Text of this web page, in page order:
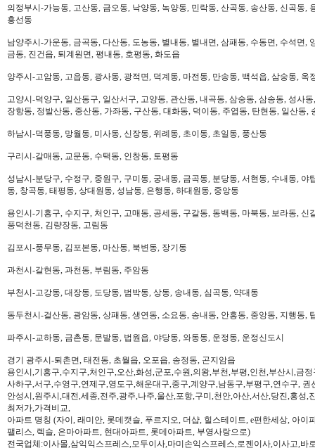
의정부시-가능동, 고산동, 금오동, 낙양동, 녹양동, 민락동, 산곡동, 송산동, 신곡동,
흥선동
남양주시-가운동, 금곡동, 다산동, 도농동, 별내동, 별내면, 삼패동, 수동면, 수석면,
금동, 진건읍, 퇴계원면, 평내동, 호평동, 화도읍
양주시-고암동, 고읍동, 광사동, 광적면, 덕계동, 마전동, 만송동, 백석읍, 삼숭동, 옥
고양시-덕양구, 일산동구, 일산서구, 고양동, 관산동, 내곡동, 삼숭동, 삼송동, 성사
장항동, 정발산동, 중산동, 가좌동, 구산동, 대화동, 덕이동, 주엽동, 탄현동, 일산동,
하남시-덕풍동, 망월동, 미사동, 신장동, 위례동, 초이동, 초일동, 풍산동
구리시-갈매동, 교문동, 수택동, 인창동, 토평동
성남시-분당구, 수정구, 중원구, 구미동, 궁내동, 금곡동, 분당동, 서현동, 수내동,
동, 창곡동, 태평동, 상대원동, 성남동, 은행동, 하대원동, 중앙동
용인시-기흥구, 수지구, 처인구, 고매동, 공세동, 구갈동, 동백동, 마북동, 보라동,
풍덕천동, 김량장동, 고림동
김포시-풍무동, 김포본동, 마산동, 북변동, 장기동
과천시-갈현동, 과천동, 부림동, 주암동
부천시-고강동, 대장동, 도당동, 범박동, 상동, 송내동, 심곡동, 약대동
동두천시-걸산동, 광암동, 상패동, 생연동, 소요동, 송내동, 안흥동, 중앙동, 지행동,
파주시-교하동, 금촌동, 문발동, 법원읍, 야당동, 와동동, 운정동, 운정신도시
경기 광주시-퇴촌면, 태전동, 초월읍, 오포읍, 송정동, 곤지암읍
용인시,기흥구,수지구,처인구,오산,화성,군포,수원,의왕,부천,부평,인천,부산시,금
사하구,서구,수영구,연제구,영도구,해운대구,중구,계양구,남동구,부평구,연수구,
안성시,원주시,대전,세종,전주,광주,나주,울산,포항,구미,천안,아산,서산,당진,홍성,
최저가,가격비교,
아파트 명칭 (자이, 래미안, 롯데캣슬, 푸르지오, 더샵, 힐스테이트, e편한세상, 아이
팰리스, 렉슬, 은마아파트, 현대아파트, 롯데아파트, 부영사랑으로)
전국업체:이사몰,삼익익스프레스,모두이사,마미손익스프레스,로젠이사,이사고,바